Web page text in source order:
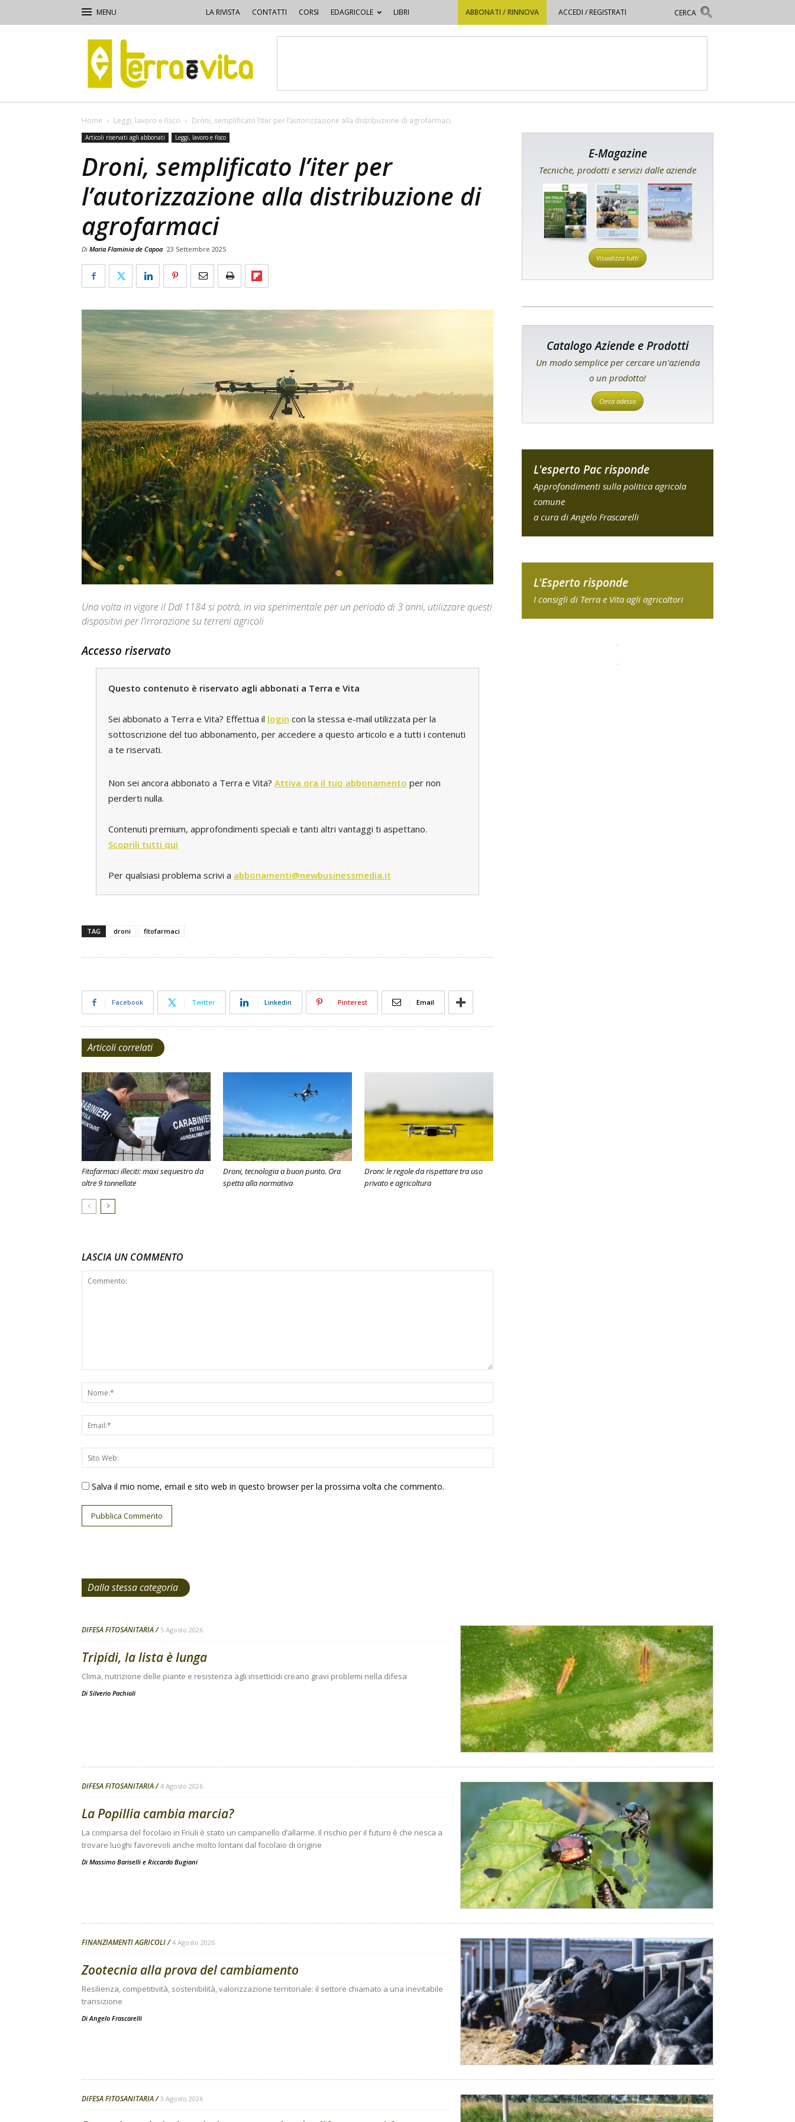
LA RIVISTA CONTATTI CORSI EDAGRICOLE LIBRI ABBONATI / RINNOVA ACCEDI / REGISTRATI
Terra
e
Vita
Home Leggi, lavoro e fisco Droni, semplificato l’iter per l’autorizzazione alla distribuzione di agrofarmaci
Articoli riservati agli abbonati Leggi, lavoro e fisco
Droni, semplificato l’iter per
l’autorizzazione alla distribuzione di
agrofarmaci
Di Maria Flaminia de Capoa 23 Settembre 2025
Una volta in vigore il Ddl 1184 si potrà, in via sperimentale per un periodo di 3 anni, utilizzare questi
dispositivi per l’irrorazione su terreni agricoli
Accesso riservato
Questo contenuto è riservato agli abbonati a Terra e Vita
Sei abbonato a Terra e Vita? Effettua il login con la stessa e-mail utilizzata per la
sottoscrizione del tuo abbonamento, per accedere a questo articolo e a tutti i contenuti
a te riservati.
Non sei ancora abbonato a Terra e Vita? Attiva ora il tuo abbonamento per non
perderti nulla.
Contenuti premium, approfondimenti speciali e tanti altri vantaggi ti aspettano.
Scoprili tutti qui
Per qualsiasi problema scrivi a abbonamenti@newbusinessmedia.it
TAG droni fitofarmaci
Facebook Twitter Linkedin Pinterest Email
Articoli correlati
Fitofarmaci illeciti: maxi sequestro da
oltre 9 tonnellate
Droni, tecnologia a buon punto. Ora
spetta alla normativa
Droni: le regole da rispettare tra uso
privato e agricoltura
LASCIA UN COMMENTO
Salva il mio nome, email e sito web in questo browser per la prossima volta che commento.
E-Magazine
Tecniche, prodotti e servizi dalle aziende
Visualizza tutti
Catalogo Aziende e Prodotti
Un modo semplice per cercare un'azienda
o un prodotto!
Cerca adesso
L'esperto Pac risponde
Approfondimenti sulla politica agricola
comune
a cura di Angelo Frascarelli
L'Esperto risponde
I consigli di Terra e Vita agli agricoltori
Dalla stessa categoria
DIFESA FITOSANITARIA 5 Agosto 2026
Tripidi, la lista è lunga
Clima, nutrizione delle piante e resistenza agli insetticidi creano gravi problemi nella difesa
Di Silverio Pachioli
DIFESA FITOSANITARIA 4 Agosto 2026
La Popillia cambia marcia?
La comparsa del focolaio in Friuli è stato un campanello d’allarme. Il rischio per il futuro è che riesca a
trovare luoghi favorevoli anche molto lontani dal focolaio di origine
Di Massimo Bariselli e Riccardo Bugiani
FINANZIAMENTI AGRICOLI 4 Agosto 2026
Zootecnia alla prova del cambiamento
Resilienza, competitività, sostenibilità, valorizzazione territoriale: il settore chiamato a una inevitabile
transizione
DiAngelo Frascarelli
DIFESA FITOSANITARIA 3 Agosto 2026